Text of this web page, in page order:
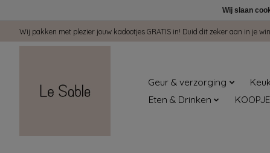
Wij pakken met plezier jouw kadootjes GRATIS in! Duid dit zeker aan in je
Geur & verzorging
Eten & Drinken
Wij slaan